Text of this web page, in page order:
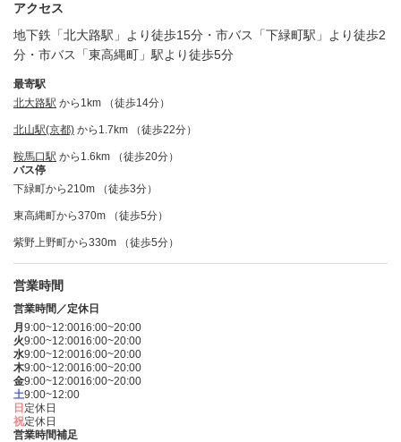
アクセス
地下鉄「北大路駅」より徒歩15分・市バス「下緑町駅」より徒歩2
分・市バス「東高縄町」駅より徒歩5分
最寄駅
北大路駅 から1km （徒歩14分）
北山駅(京都) から1.7km （徒歩22分）
鞍馬口駅 から1.6km （徒歩20分）
バス停
下緑町から210m （徒歩3分）
東高縄町から370m （徒歩5分）
紫野上野町から330m （徒歩5分）
営業時間
営業時間／定休日
月 9:00~12:0016:00~20:00
火9:00~12:0016:00~20:00
水9:00~12:0016:00~20:00
木9:00~12:0016:00~20:00
金9:00~12:0016:00~20:00
土9:00~12:00
日 定休日
祝定休日
営業時間補足